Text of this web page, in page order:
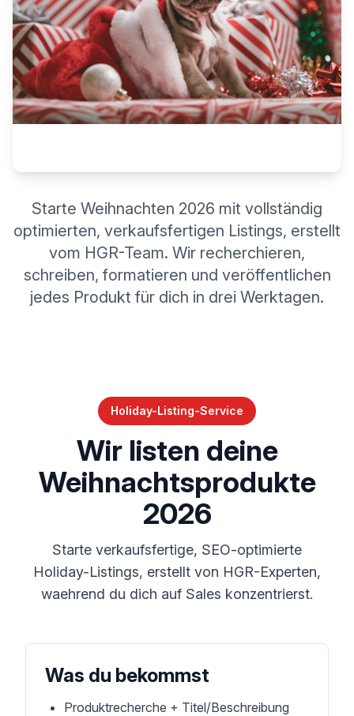
Starte Weihnachten 2026 mit vollständig
optimierten, verkaufsfertigen Listings, erstellt
vom HGR-Team. Wir recherchieren,
schreiben, formatieren und veröffentlichen
jedes Produkt für dich in drei Werktagen.
Holiday-Listing-Service
Wir listen deine
Weihnachtsprodukte
2026
Starte verkaufsfertige, SEO-optimierte
Holiday-Listings, erstellt von HGR-Experten,
waehrend du dich auf Sales konzentrierst.
Was du bekommst
Produktrecherche + Titel/Beschreibung